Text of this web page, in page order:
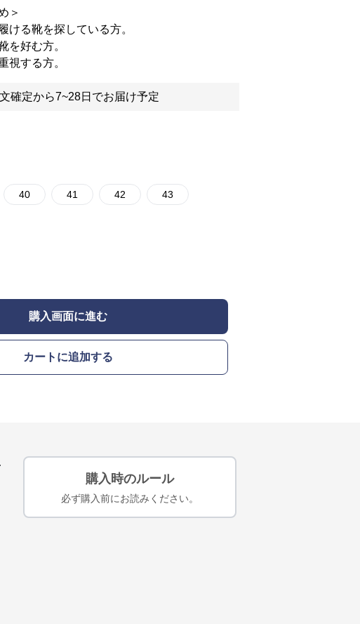
＞
ける靴を探している方。
を好む方。
視する方。
確定から7~28日でお届け予定
40 41 42 43
購入画面に進む
カートに追加する
購入時のルール
必ず購入前にお読みください。